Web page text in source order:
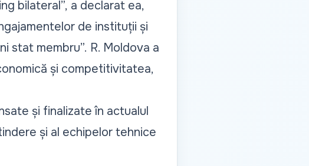
bilateral”, a declarat ea,
de instituții și
stat membru”. R. Moldova a
și competitivitatea,
și finalizate în actualul
și al echipelor tehnice